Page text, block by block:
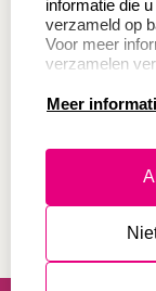
Instructie voor
Safety Sheets
informatie die
verzameld op
Voor meer
verzamelen
Meer